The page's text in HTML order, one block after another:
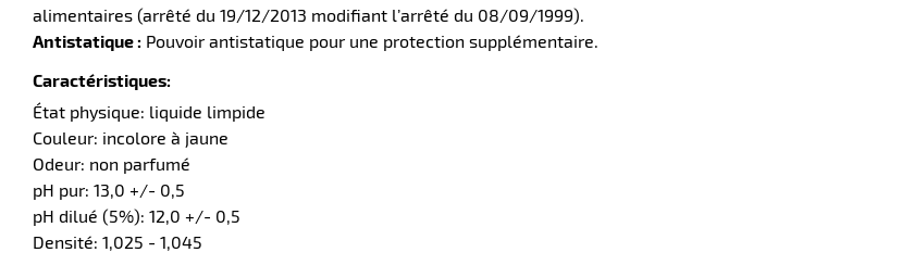
alimentaires (arrêté du 19/12/2013 modifiant l’arrêté du 08/09/1999).
Antistatique : Pouvoir antistatique pour une protection supplémentaire.
Caractéristiques:
État physique: liquide limpide
Couleur: incolore à jaune
Odeur: non parfumé
pH pur: 13,0 +/- 0,5
pH dilué (5%): 12,0 +/- 0,5
Densité: 1,025 - 1,045